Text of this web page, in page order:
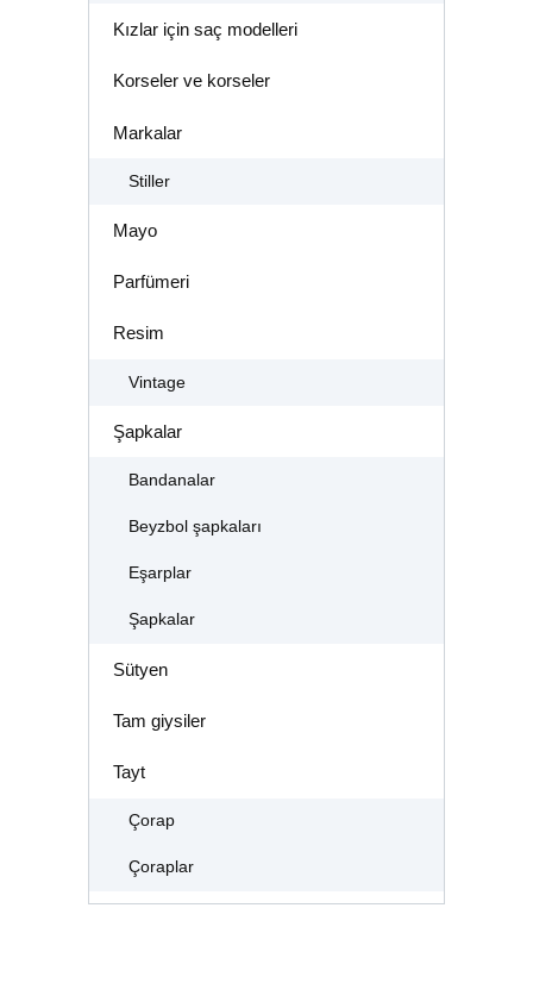
Kızlar için saç modelleri
Korseler ve korseler
Markalar
Stiller
Mayo
Parfümeri
Resim
Vintage
Şapkalar
Bandanalar
Beyzbol şapkaları
Eşarplar
Şapkalar
Sütyen
Tam giysiler
Tayt
Çorap
Çoraplar